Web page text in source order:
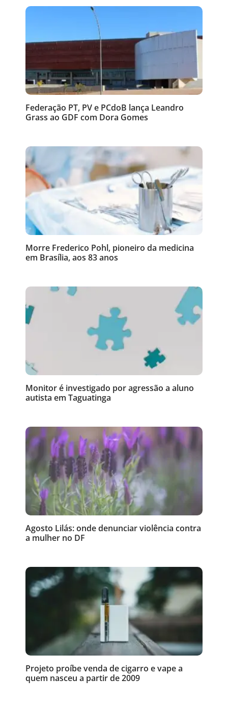
Federação PT, PV e PCdoB lança Leandro
Grass ao GDF com Dora Gomes
Morre Frederico Pohl, pioneiro da medicina
em Brasília, aos 83 anos
Monitor é investigado por agressão a aluno
autista em Taguatinga
Agosto Lilás: onde denunciar violência contra
a mulher no DF
Projeto proíbe venda de cigarro e vape a
quem nasceu a partir de 2009